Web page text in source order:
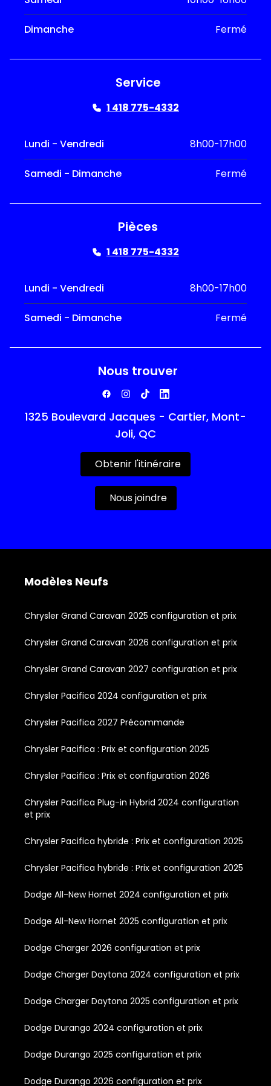
Dimanche Fermé
Service
1 418 775-4332
Lundi - Vendredi 8h00-17h00
Samedi - Dimanche Fermé
Pièces
1 418 775-4332
Lundi - Vendredi 8h00-17h00
Samedi - Dimanche Fermé
Nous trouver
1325 Boulevard Jacques - Cartier, Mont-
Joli, QC
Obtenir l'itinéraire
Nous joindre
Modèles Neufs
Chrysler Grand Caravan 2025 configuration et prix
Chrysler Grand Caravan 2026 configuration et prix
Chrysler Grand Caravan 2027 configuration et prix
Chrysler Pacifica 2024 configuration et prix
Chrysler Pacifica 2027 Précommande
Chrysler Pacifica : Prix et configuration 2025
Chrysler Pacifica : Prix et configuration 2026
Chrysler Pacifica Plug-in Hybrid 2024 configuration
et prix
Chrysler Pacifica hybride : Prix et configuration 2025
Chrysler Pacifica hybride : Prix et configuration 2025
Dodge All-New Hornet 2024 configuration et prix
Dodge All-New Hornet 2025 configuration et prix
Dodge Charger 2026 configuration et prix
Dodge Charger Daytona 2024 configuration et prix
Dodge Charger Daytona 2025 configuration et prix
Dodge Durango 2024 configuration et prix
Dodge Durango 2025 configuration et prix
Dodge Durango 2026 configuration et prix